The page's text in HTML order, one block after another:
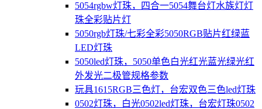
5054rgbw灯珠，四合一5054舞台灯水族灯灯
珠全彩贴片灯
5050rgb灯珠/七彩全彩5050RGB贴片红绿蓝
LED灯珠
5050led灯珠，5050单色白光红光蓝光绿光红
外发光二极管规格参数
玩具1615RGB三色灯，台宏双色三色led灯珠
0502灯珠，白光0502led灯珠，台宏灯珠0502